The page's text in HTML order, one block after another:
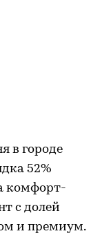
в городе
52%
комфорт-
с долей
и премиум.